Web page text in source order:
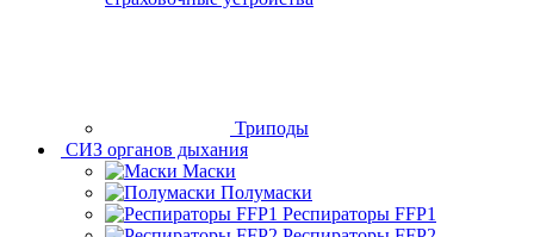
Триподы
СИЗ органов дыхания
Маски
Полумаски
Респираторы FFP1